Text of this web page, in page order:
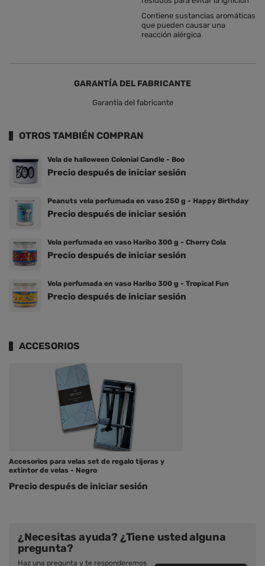
Contiene sustancias aromáticas
que pueden causar una
reacción alérgica
GARANTÍA DEL FABRICANTE
Garantía del fabricante
OTROS TAMBIÉN COMPRAN
Vela de halloween Colonial Candle - Boo
Precio después de iniciar sesión
Peanuts vela perfumada en vaso 250 g - Happy Birthday
Precio después de iniciar sesión
Vela perfumada en vaso Haribo 300 g - Cherry Cola
Precio después de iniciar sesión
Vela perfumada en vaso Haribo 300 g - Tropical Fun
Precio después de iniciar sesión
ACCESORIOS
Accesorios para velas set de regalo tijeras y
extintor de velas - Negro
Precio después de iniciar sesión
¿Necesitas ayuda? ¿Tiene usted alguna
pregunta?
Haz una pregunta y te responderemos